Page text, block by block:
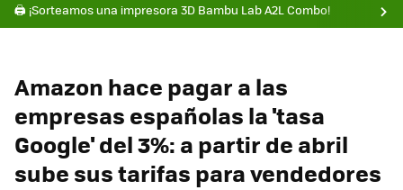
🖨️ ¡Sorteamos una impresora 3D Bambu Lab A2L Combo!
Amazon hace pagar a las
empresas españolas la 'tasa
Google' del 3%: a partir de abril
sube sus tarifas para vendedores